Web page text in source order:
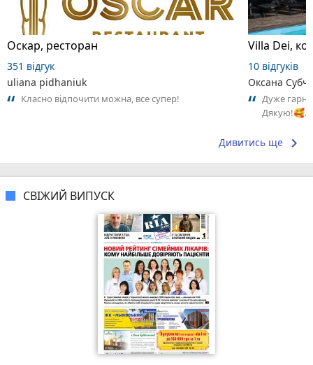
Оскар, ресторан
351 відгук
uliana pidhaniuk
Класно відпочити можна, все супер!
Villa Dei,
10 відгуків
Оксана
Дуже гарне
Дякую!🥰…
Дивитись ще keyboard_arrow_right
СВІЖИЙ ВИПУСК